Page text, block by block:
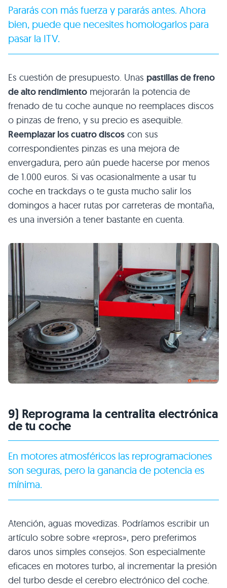
Pararás con más fuerza y pararás antes. Ahora
bien, puede que necesites homologarlos para
pasar la ITV.
Es cuestión de presupuesto. Unas pastillas de freno
de alto rendimiento mejorarán la potencia de
frenado de tu coche aunque no reemplaces discos
o pinzas de freno, y su precio es asequible.
Reemplazar los cuatro discos con sus
correspondientes pinzas es una mejora de
envergadura, pero aún puede hacerse por menos
de 1.000 euros. Si vas ocasionalmente a usar tu
coche en trackdays o te gusta mucho salir los
domingos a hacer rutas por carreteras de montaña,
es una inversión a tener bastante en cuenta.
9) Reprograma la centralita electrónica
de tu coche
En motores atmosféricos las reprogramaciones
son seguras, pero la ganancia de potencia es
mínima.
Atención, aguas movedizas. Podríamos escribir un
artículo sobre sobre «repros», pero preferimos
daros unos simples consejos. Son especialmente
eficaces en motores turbo, al incrementar la presión
del turbo desde el cerebro electrónico del coche.